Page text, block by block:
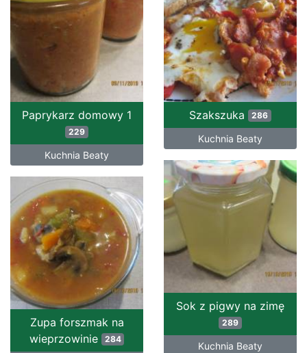
Paprykarz domowy 1
229
Kuchnia Beaty
Szakszuka 286
Kuchnia Beaty
Sok z pigwy na zimę
289
Kuchnia Beaty
Zupa forszmak na
wieprzowinie
284